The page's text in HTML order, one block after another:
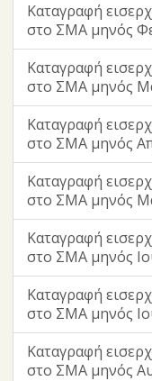
Καταγραφή
στο ΣΜΑ μηνός
Καταγραφή
στο ΣΜΑ μηνός
Καταγραφή
στο ΣΜΑ μηνός
Καταγραφή
στο ΣΜΑ μηνός
Καταγραφή
στο ΣΜΑ μηνός
Καταγραφή
στο ΣΜΑ μηνός
Καταγραφή
στο ΣΜΑ μηνός